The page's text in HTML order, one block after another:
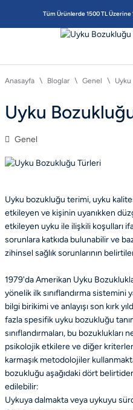
Tüm Ürünlerde 1500 TL
Anasayfa Bloglar Genel
Uyku
Genel
Uyku bozukluğu terimi, uyku
etkileyen ve kişinin uyanıkken
etkileyen uyku ile ilişkili koşulları
sorunlara katkıda bulunabilir ve
zihinsel sağlık sorunlarının
1979'da Amerikan Uyku
yönelik ilk sınıflandırma sistemini
bilgi birikimi ve anlayışı son kırk
fazla spesifik uyku bozukluğu
sınıflandırmaları, bu
psikolojik etkilere ve diğer
karmaşık metodolojiler
bozukluğu aşağıdaki dört
edilebilir:
Uykuya dalmakta veya uykuyu